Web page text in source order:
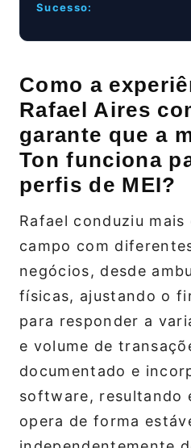
Sucesso:
Como a
Rafael Aires
garante que a
Ton funciona
perfis de MEI?
Rafael conduziu
campo com
negócios, desde
físicas, ajustando o
para responder a
e volume de
documentado e
software, resultando
opera de forma